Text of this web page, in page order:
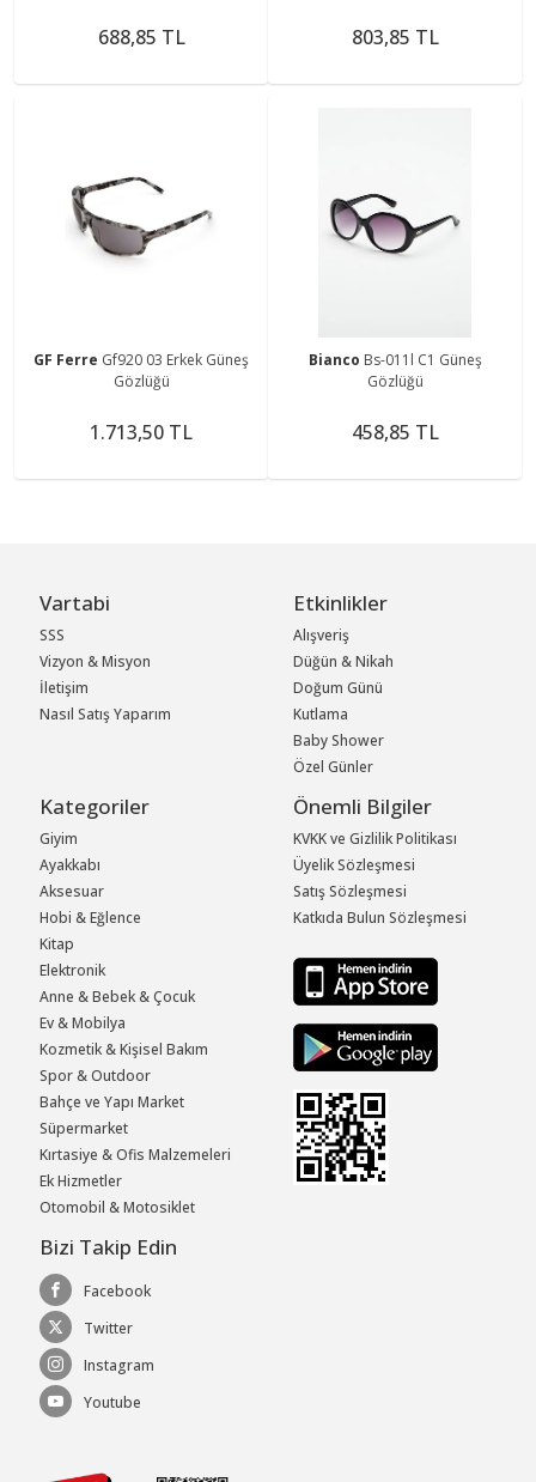
688,85 TL 803,85 TL
GF Ferre Gf920 03 Erkek Güneş
Gözlüğü
1.713,50 TL
Bianco Bs-011l C1 Güneş
Gözlüğü
458,85 TL
Vartabi
SSS
Vizyon & Misyon
İletişim
Nasıl Satış Yaparım
Etkinlikler
Alışveriş
Düğün & Nikah
Doğum Günü
Kutlama
Baby Shower
Özel Günler
Kategoriler
Giyim
Ayakkabı
Aksesuar
Hobi & Eğlence
Kitap
Elektronik
Anne & Bebek & Çocuk
Ev & Mobilya
Kozmetik & Kişisel Bakım
Spor & Outdoor
Bahçe ve Yapı Market
Süpermarket
Kırtasiye & Ofis Malzemeleri
Ek Hizmetler
Otomobil & Motosiklet
Önemli Bilgiler
KVKK ve Gizlilik Politikası
Üyelik Sözleşmesi
Satış Sözleşmesi
Katkıda Bulun Sözleşmesi
Bizi Takip Edin
Facebook
Twitter
Instagram
Youtube